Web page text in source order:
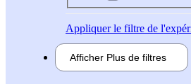
Appliquerle filtre de
Afficher Plus de filtres